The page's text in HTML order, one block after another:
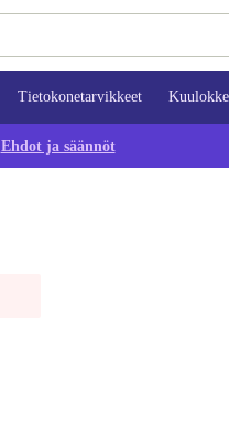
Tietokonetarvikkeet
Ehdot ja säännöt